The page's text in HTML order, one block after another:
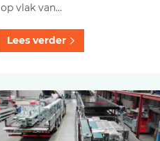
op vlak van…
Lees verder